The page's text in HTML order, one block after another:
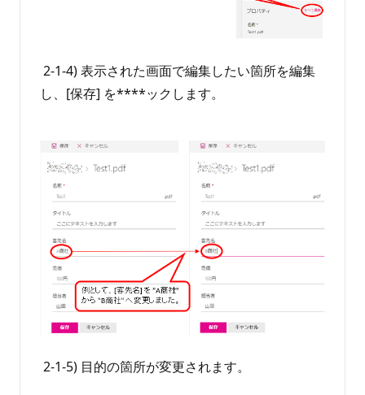
2-1-4) 表示された画面で編集したい箇所を編集
し、[保存] を****ックします。
2-1-5) 目的の箇所が変更されます。